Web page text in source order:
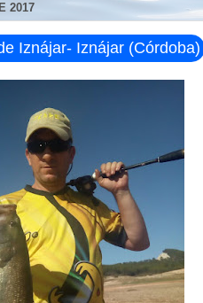
2017
Iznájar- Iznájar (Córdoba)